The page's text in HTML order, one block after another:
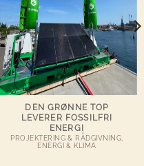
DEN GRØNNE TOP
LEVERER FOSSILFRI
ENERGI
PROJEKTERING & RÅDGIVNING,
ENERGI & KLIMA